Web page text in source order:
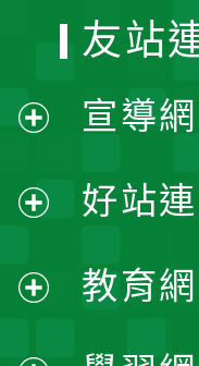
開
選
單
開
友站
宣導
好站
教育